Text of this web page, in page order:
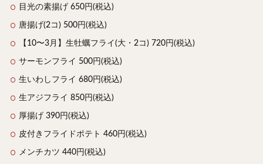
目光の素揚げ 650円(税込)
唐揚げ(2コ) 500円(税込)
【10〜3月】生牡蠣フライ(大・2コ) 720円(税込)
サーモンフライ 500円(税込)
生いわしフライ 680円(税込)
生アジフライ 850円(税込)
厚揚げ 390円(税込)
皮付きフライドポテト 460円(税込)
メンチカツ 440円(税込)